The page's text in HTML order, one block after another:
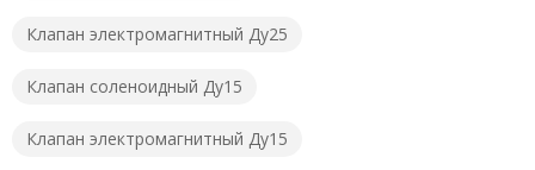
Клапан электромагнитный Ду25
Клапан соленоидный Ду15
Клапан электромагнитный Ду15